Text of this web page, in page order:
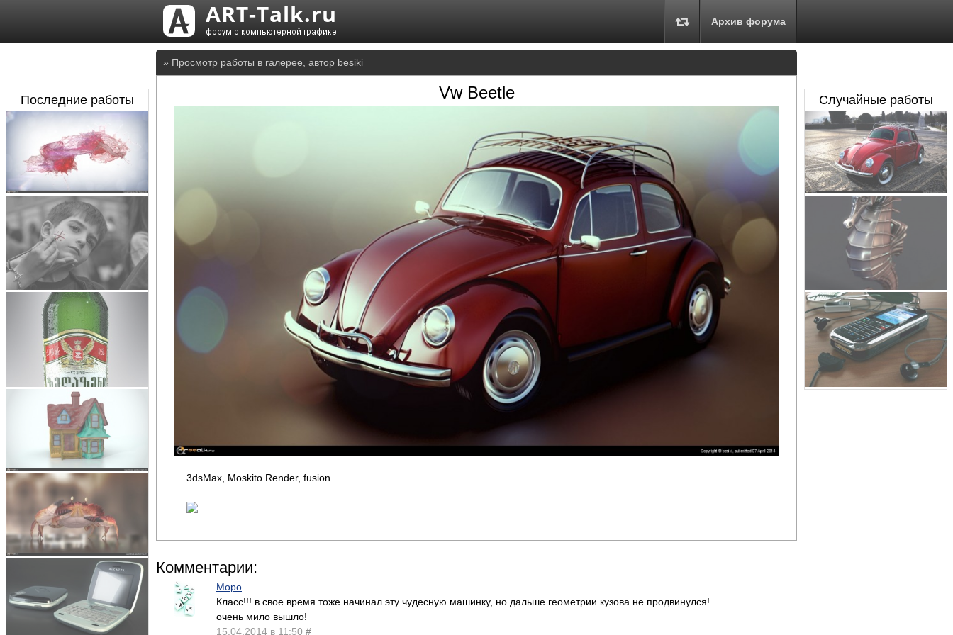
Архив форума
» Просмотр работы в галерее, автор besiki
Vw Beetle
3dsMax, Moskito Render, fusion
Комментарии:
Mopo
Класс!!! в свое время тоже начинал эту чудесную машинку, но дальше геометрии кузова не продвинулся!
очень мило вышло!
15.04.2014 в 11:50 #
Последние работы Случайные работы